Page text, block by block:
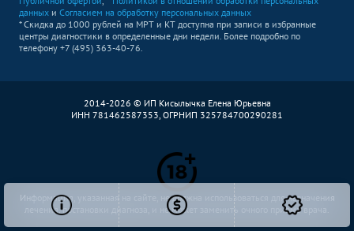
данных и Согласием на обработку персональных данных
* Скидка до 1000 рублей на МРТ и КТ доступна при записи в избранные
центры диагностики в определенные дни недели. Более подробно по
телефону +7 (495) 363-40-76.
2014-2026 © ИП Кисылычка Елена Юрьевна
ИНН 781462587353, ОГРНИП 325784700290281
Информация, указанная на сайте, не должна использоваться для назначения
лечения, постановки диагноза, и не может заменить очного приема врача.